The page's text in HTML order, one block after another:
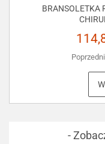
BRANSOLETKA
-